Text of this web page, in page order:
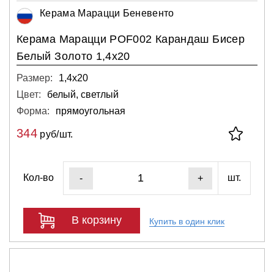
Керама Марацци Беневенто
Керама Марацци POF002 Карандаш Бисер
Белый Золото 1,4х20
Размер:
1,4х20
Цвет:
белый, светлый
Форма:
прямоугольная
344руб/шт.
Кол-во - + шт.
В корзину Купить в один клик